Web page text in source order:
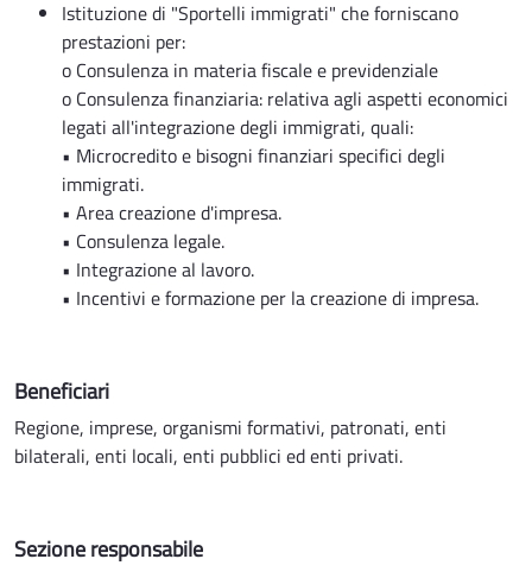
Istituzione di "Sportelli immigrati" che forniscano
prestazioni per:
o Consulenza in materia fiscale e previdenziale
o Consulenza finanziaria: relativa agli aspetti economici
legati all'integrazione degli immigrati, quali:
• Microcredito e bisogni finanziari specifici degli
immigrati.
• Area creazione d'impresa.
• Consulenza legale.
• Integrazione al lavoro.
• Incentivi e formazione per la creazione di impresa.
Beneficiari
Regione, imprese, organismi formativi, patronati, enti
bilaterali, enti locali, enti pubblici ed enti privati.
Sezione responsabile